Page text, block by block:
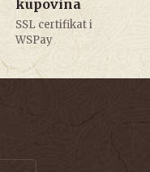
kupovina
SSL certifikat i
WSPay